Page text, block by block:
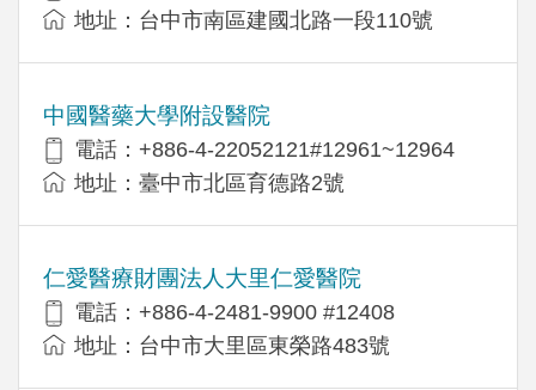
地址：台中市南區建國北路一段110號
中國醫藥大學附設醫院
電話：+886-4-22052121#12961~12964
地址：臺中市北區育德路2號
仁愛醫療財團法人大里仁愛醫院
電話：+886-4-2481-9900 #12408
地址：台中市大里區東榮路483號